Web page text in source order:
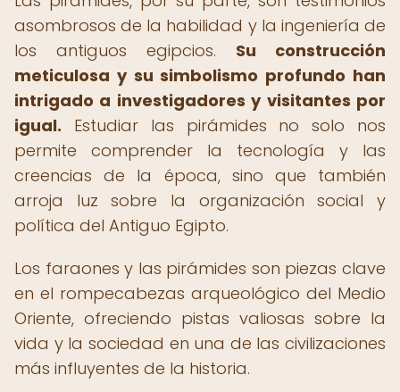
asombrosos de la habilidad y la ingeniería de
los antiguos egipcios. Su construcción
meticulosa y su simbolismo profundo han
intrigado a investigadores y visitantes por
igual. Estudiar las pirámides no solo nos
permite comprender la tecnología y las
creencias de la época, sino que también
arroja luz sobre la organización social y
política del Antiguo Egipto.
Los faraones y las pirámides son piezas clave
en el rompecabezas arqueológico del Medio
Oriente, ofreciendo pistas valiosas sobre la
vida y la sociedad en una de las civilizaciones
más influyentes de la historia.